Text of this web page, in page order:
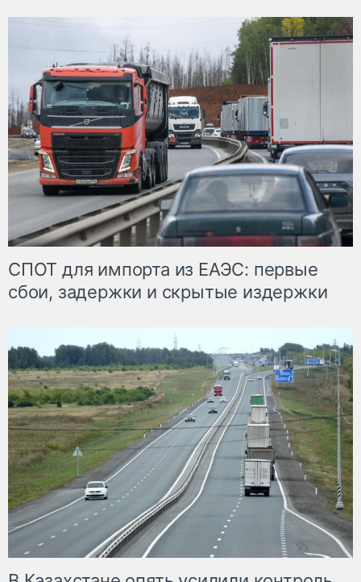
СПОТ для импорта из ЕАЭС: первые
сбои, задержки и скрытые издержки